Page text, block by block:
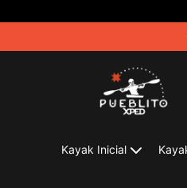
Kayak Inicial